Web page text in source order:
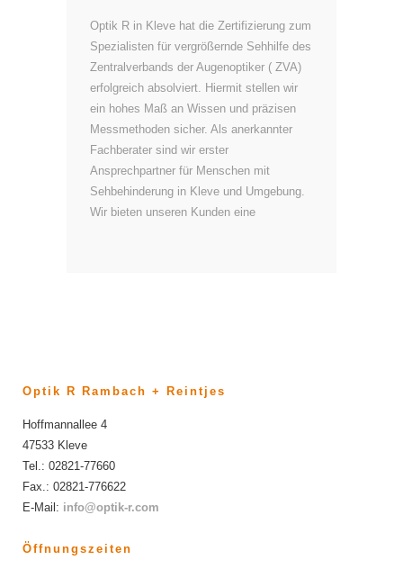
Optik R in Kleve hat die Zertifizierung zum
Spezialisten für vergrößernde Sehhilfe des
Zentralverbands der Augenoptiker ( ZVA)
erfolgreich absolviert. Hiermit stellen wir
ein hohes Maß an Wissen und präzisen
Messmethoden sicher. Als anerkannter
Fachberater sind wir erster
Ansprechpartner für Menschen mit
Sehbehinderung in Kleve und Umgebung.
Wir bieten unseren Kunden eine
Optik R Rambach + Reintjes
Hoffmannallee 4
47533 Kleve
Tel.: 02821-77660
Fax.: 02821-776622
E-Mail: info@optik-r.com
Öffnungszeiten